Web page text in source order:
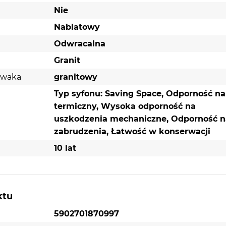
Kolorystyka:
Odpływ 3 i 1/2"
Odporność na szok termiczny
Szerokość:59 cm
Kolor: Deep Black
Nie
Nablatowy
Odwracalna
Granit
granitowy
Typ syfonu: Saving Space, Odporność
termiczny, Wysoka odporność na
uszkodzenia mechaniczne, Odporność
zabrudzenia, Łatwość w konserwacji
10 lat
5902701870997